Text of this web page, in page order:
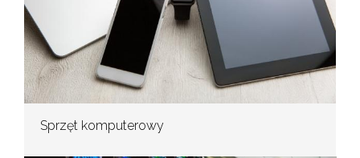
Sprzęt komputerowy